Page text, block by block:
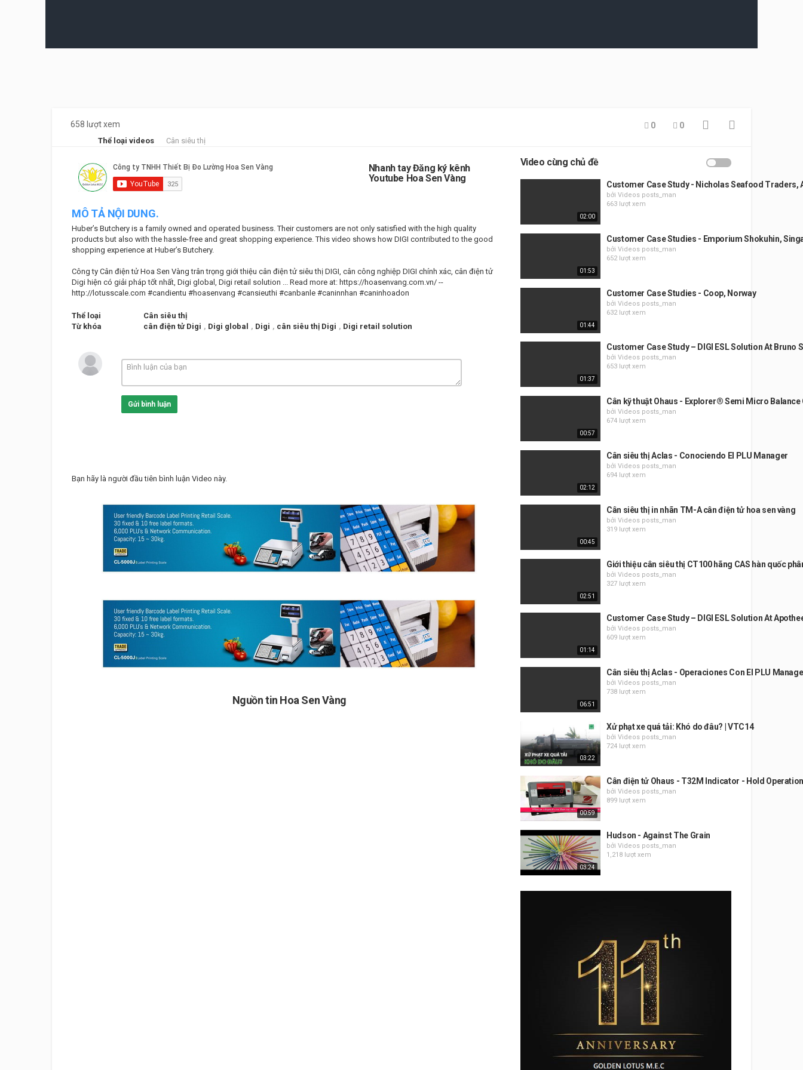
658 lượt xem
Thể loại videos Cân siêu thị
0 0
Nhanh tay Đăng ký kênh
Youtube Hoa Sen Vàng
MÔ TẢ NỘI DUNG.
Huber’s Butchery is a family owned and operated business. Their customers are not only satisfied with the high quality
products but also with the hassle-free and great shopping experience. This video shows how DIGI contributed to the good
shopping experience at Huber’s Butchery.
Công ty Cân điện tử Hoa Sen Vàng trân trọng giới thiệu cân điện tử siêu thị DIGI, cân công nghiệp DIGI chính xác, cân điện tử
Digi hiện có giải pháp tốt nhất, Digi global, Digi retail solution ... Read more at: https://hoasenvang.com.vn/ --
http://lotusscale.com #candientu #hoasenvang #cansieuthi #canbanle #caninnhan #caninhoadon
Thể loại
Cân siêu thị
Từ khóa
cân điện tử Digi , Digi global , Digi , cân siêu thị Digi , Digi retail solution
Gửi bình luận
Bạn hãy là người đầu tiên bình luận Video này.
Nguồn tin Hoa Sen Vàng
Video cùng chủ đề
02:00
Customer Case Study - Nicholas Seafood Traders,
bởi Videos posts_man
663 lượt xem
01:53
Customer Case Studies - Emporium Shokuhin,
bởi Videos posts_man
652 lượt xem
01:44
Customer Case Studies - Coop, Norway
bởi Videos posts_man
632 lượt xem
01:37
Customer Case Study – DIGI ESL Solution At Bruno
bởi Videos posts_man
653 lượt xem
00:57
Cân kỹ thuật Ohaus - Explorer® Semi Micro
bởi Videos posts_man
674 lượt xem
02:12
Cân siêu thị Aclas - Conociendo El PLU Manager
bởi Videos posts_man
694 lượt xem
00:45
Cân siêu thị in nhãn TM-A cân điện tử hoa sen vàng
bởi Videos posts_man
319 lượt xem
02:51
Giới thiệu cân siêu thị CT100 hãng CAS hàn quốc
bởi Videos posts_man
327 lượt xem
01:14
Customer Case Study – DIGI ESL Solution At
bởi Videos posts_man
609 lượt xem
06:51
Cân siêu thị Aclas - Operaciones Con El PLU
bởi Videos posts_man
738 lượt xem
03:22
Xử phạt xe quá tải: Khó do đâu? | VTC14
bởi Videos posts_man
724 lượt xem
00:59
Cân điện tử Ohaus - T32M Indicator - Hold
bởi Videos posts_man
899 lượt xem
03:24
Hudson - Against The Grain
bởi Videos posts_man
1,218 lượt xem